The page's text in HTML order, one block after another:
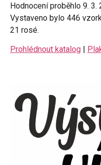
Hodnocení proběhlo 9. 3.
Vystaveno bylo 446
21 rosé.
Prohlédnout katalog |